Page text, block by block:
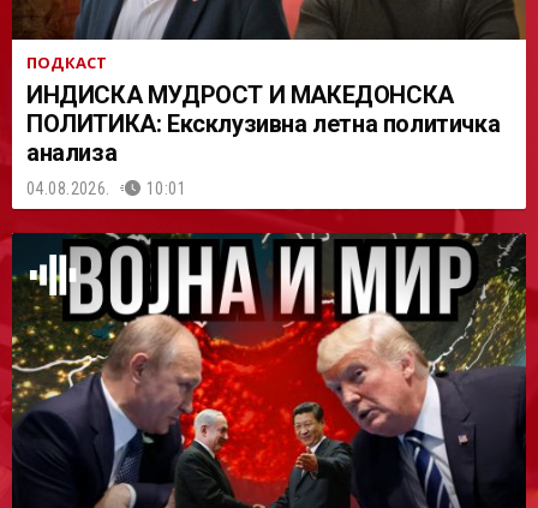
ПОДКАСТ
ИНДИСКА МУДРОСТ И МАКЕДОНСКА
ПОЛИТИКА: Ексклузивна летна политичка
анализа
04.08.2026. 10:01